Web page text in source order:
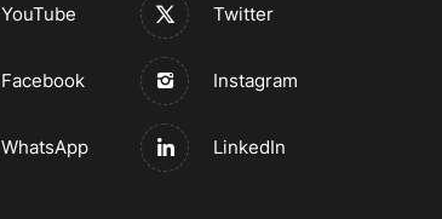
YouTube Twitter
Facebook Instagram
WhatsApp LinkedIn